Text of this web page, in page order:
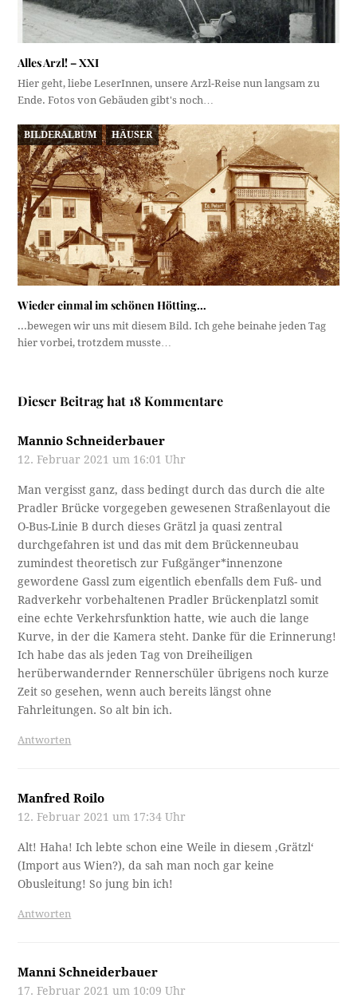
Alles Arzl! – XXI
Hier geht, liebe LeserInnen, unsere Arzl-Reise nun langsam zu
Ende. Fotos von Gebäuden gibt's noch…
BILDERALBUM HÄUSER
Wieder einmal im schönen Hötting…
...bewegen wir uns mit diesem Bild. Ich gehe beinahe jeden Tag
hier vorbei, trotzdem musste…
Dieser Beitrag hat 18 Kommentare
Mannio Schneiderbauer
12. Februar 2021 um 16:01 Uhr
Man vergisst ganz, dass bedingt durch das durch die alte
Pradler Brücke vorgegeben gewesenen Straßenlayout die
O-Bus-Linie B durch dieses Grätzl ja quasi zentral
durchgefahren ist und das mit dem Brückenneubau
zumindest theoretisch zur Fußgänger*innenzone
gewordene Gassl zum eigentlich ebenfalls dem Fuß- und
Radverkehr vorbehaltenen Pradler Brückenplatzl somit
eine echte Verkehrsfunktion hatte, wie auch die lange
Kurve, in der die Kamera steht. Danke für die Erinnerung!
Ich habe das als jeden Tag von Dreiheiligen
herüberwandernder Rennerschüler übrigens noch kurze
Zeit so gesehen, wenn auch bereits längst ohne
Fahrleitungen. So alt bin ich.
Antworten
Manfred Roilo
12. Februar 2021 um 17:34 Uhr
Alt! Haha! Ich lebte schon eine Weile in diesem ‚Grätzl‘
(Import aus Wien?), da sah man noch gar keine
Obusleitung! So jung bin ich!
Antworten
Manni Schneiderbauer
17. Februar 2021 um 10:09 Uhr